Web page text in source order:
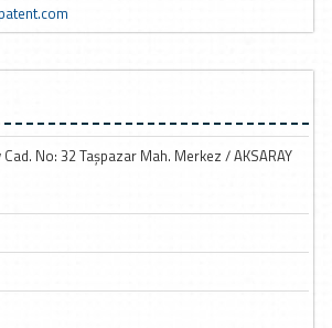
No: 32 Taşpazar Mah. Merkez / AKSARAY